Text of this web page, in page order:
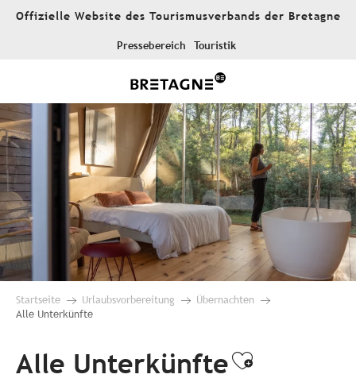
AllerOffizielle Website des Tourismusverbands der Bretagne
Pressebereich Touristik
Startseite Urlaubsvorbereitung
Übernachten
Alle Unterkünfte
Alle UnterkünfteAjouter